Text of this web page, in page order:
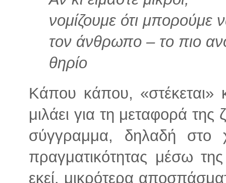
νομίζουμε ότι μπορούμε
τον άνθρωπο – το πιο
θηρίο
Κάπου κάπου, «στέκεται»
μιλάει για τη μεταφορά
σύγγραμμα, δηλαδή στο
πραγματικότητας μέσω
εκεί, μικρότερα